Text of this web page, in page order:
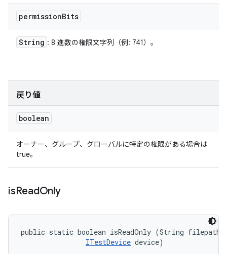
permissionBits
String : 8 進数の権限文字列（例: 741）。
戻り値
boolean
オーナー、グループ、グローバルに特定の権限がある場合は
true。
isReadOnly
public static boolean isReadOnly (String
ITestDevice device)